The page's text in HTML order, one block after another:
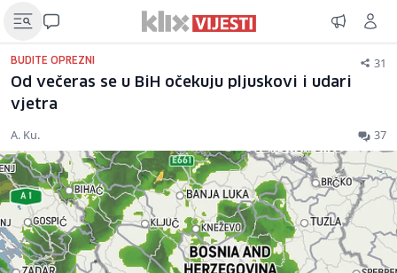
BUDITE OPREZNI 31
Od večeras se u BiH očekuju pljuskovi i udari
vjetra
A. Ku. 37